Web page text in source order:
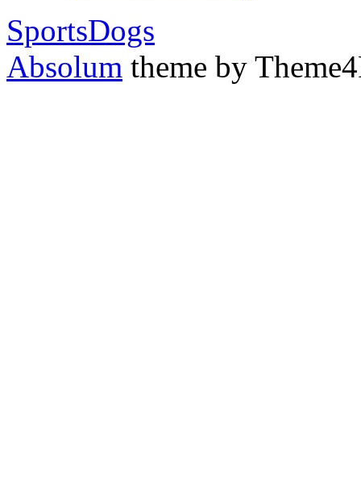
SportsDogs
Absolum theme by